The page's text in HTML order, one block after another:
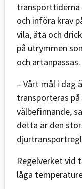
och införa krav
vila, äta och
på utrymmen
och artanpassas.
– Vårt mål i dag
transporteras
välbefinnande,
detta är den
Regelverket vid
låga